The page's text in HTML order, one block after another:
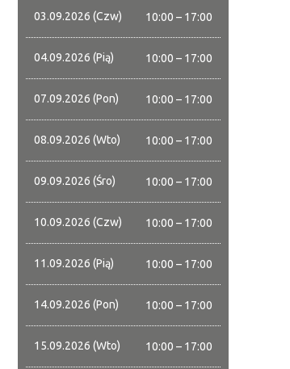
03.09.2026 (Czw) 10:00 – 17:00
04.09.2026 (Pią) 10:00 – 17:00
07.09.2026 (Pon) 10:00 – 17:00
08.09.2026 (Wto) 10:00 – 17:00
09.09.2026 (Śro) 10:00 – 17:00
10.09.2026 (Czw) 10:00 – 17:00
11.09.2026 (Pią) 10:00 – 17:00
14.09.2026 (Pon) 10:00 – 17:00
15.09.2026 (Wto) 10:00 – 17:00